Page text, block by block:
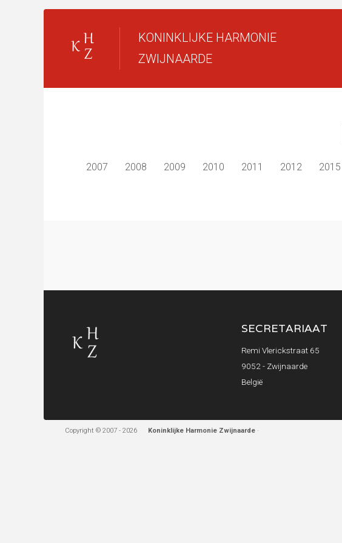
KONINKLIJKE HARMONIE
ZWIJNAARDE
2007 2008 2009 2010 2011 2012 2015
SECRETARIAAT
Remi Vlerickstraat 65
9052 - Zwijnaarde
België
Copyright © 2007 - 2026 Koninklijke Harmonie Zwijnaarde ·